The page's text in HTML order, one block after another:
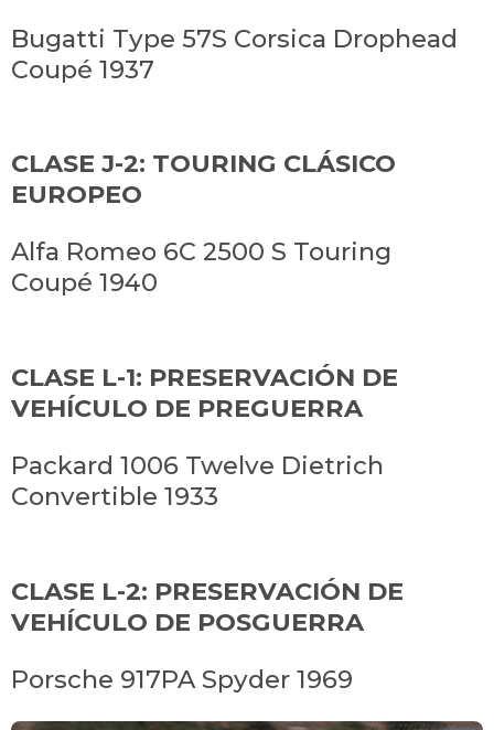
Bugatti Type 57S Corsica Drophead
Coupé 1937
CLASE J-2: TOURING CLÁSICO
EUROPEO
Alfa Romeo 6C 2500 S Touring
Coupé 1940
CLASE L-1: PRESERVACIÓN DE
VEHÍCULO DE PREGUERRA
Packard 1006 Twelve Dietrich
Convertible 1933
CLASE L-2: PRESERVACIÓN DE
VEHÍCULO DE POSGUERRA
Porsche 917PA Spyder 1969